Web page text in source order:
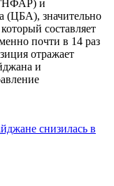
и
(ЦБА), значительно
составляет
почти в 14 раз
отражает
и